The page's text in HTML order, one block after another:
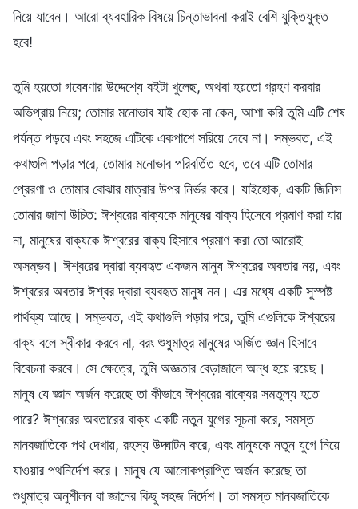
নিয়ে যাবেন। আরো ব্যবহারিক বিষয়ে চিন্তাভাবনা করাই বেশি যুক্তিযুক্ত
হবে!
তুমি হয়তো গবেষণার উদ্দেশ্যে বইটা খুলেছ, অথবা হয়তো গ্রহণ করবার
অভিপ্রায় নিয়ে; তোমার মনোভাব যাই হোক না কেন, আশা করি তুমি এটি শেষ
পর্যন্ত পড়বে এবং সহজে এটিকে একপাশে সরিয়ে দেবে না। সম্ভবত, এই
কথাগুলি পড়ার পরে, তোমার মনোভাব পরিবর্তিত হবে, তবে এটি তোমার
প্রেরণা ও তোমার বোঝার মাত্রার উপর নির্ভর করে। যাইহোক, একটি জিনিস
তোমার জানা উচিত: ঈশ্বরের বাক্যকে মানুষের বাক্য হিসেবে প্রমাণ করা যায়
না, মানুষের বাক্যকে ঈশ্বরের বাক্য হিসাবে প্রমাণ করা তো আরোই
অসম্ভব। ঈশ্বরের দ্বারা ব্যবহৃত একজন মানুষ ঈশ্বরের অবতার নয়, এবং
ঈশ্বরের অবতার ঈশ্বর দ্বারা ব্যবহৃত মানুষ নন। এর মধ্যে একটি সুস্পষ্ট
পার্থক্য আছে। সম্ভবত, এই কথাগুলি পড়ার পরে, তুমি এগুলিকে ঈশ্বরের
বাক্য বলে স্বীকার করবে না, বরং শুধুমাত্র মানুষের অর্জিত জ্ঞান হিসাবে
বিবেচনা করবে। সে ক্ষেত্রে, তুমি অজ্ঞতার বেড়াজালে অন্ধ হয়ে রয়েছ।
মানুষ যে জ্ঞান অর্জন করেছে তা কীভাবে ঈশ্বরের বাক্যের সমতুল্য হতে
পারে? ঈশ্বরের অবতারের বাক্য একটি নতুন যুগের সূচনা করে, সমস্ত
মানবজাতিকে পথ দেখায়, রহস্য উদ্ঘাটন করে, এবং মানুষকে নতুন যুগে নিয়ে
যাওয়ার পথনির্দেশ করে। মানুষ যে আলোকপ্রাপ্তি অর্জন করেছে তা
শুধুমাত্র অনুশীলন বা জ্ঞানের কিছু সহজ নির্দেশ। তা সমস্ত মানবজাতিকে